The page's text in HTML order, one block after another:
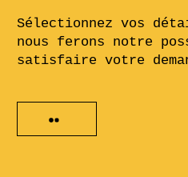
Sélectionnez vos
nous ferons notre
satisfaire votre